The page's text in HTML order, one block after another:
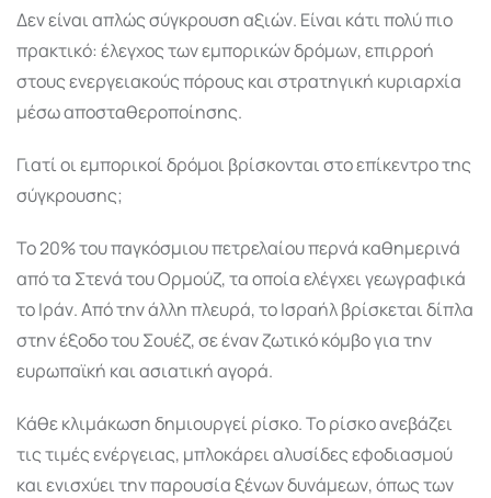
Δεν είναι απλώς σύγκρουση αξιών. Είναι κάτι πολύ πιο
πρακτικό: έλεγχος των εμπορικών δρόμων, επιρροή
στους ενεργειακούς πόρους και στρατηγική κυριαρχία
μέσω αποσταθεροποίησης.
Γιατί οι εμπορικοί δρόμοι βρίσκονται στο επίκεντρο της
σύγκρουσης;
Το 20% του παγκόσμιου πετρελαίου περνά καθημερινά
από τα Στενά του Ορμούζ, τα οποία ελέγχει γεωγραφικά
το Ιράν. Από την άλλη πλευρά, το Ισραήλ βρίσκεται δίπλα
στην έξοδο του Σουέζ, σε έναν ζωτικό κόμβο για την
ευρωπαϊκή και ασιατική αγορά.
Κάθε κλιμάκωση δημιουργεί ρίσκο. Το ρίσκο ανεβάζει
τις τιμές ενέργειας, μπλοκάρει αλυσίδες εφοδιασμού
και ενισχύει την παρουσία ξένων δυνάμεων, όπως των